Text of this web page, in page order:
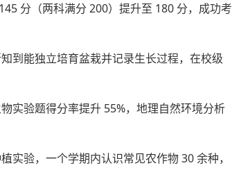
分（两科满分 200）提升至 180 分，成功考
到能独立培育盆栽并记录生长过程，在校级
实验题得分率提升 55%，地理自然环境分析
实验，一个学期内认识常见农作物 30 余种，